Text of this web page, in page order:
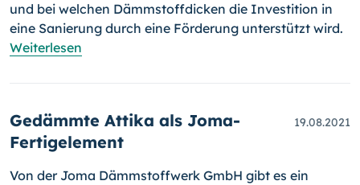
und bei welchen Dämmstoffdicken die Investition in
eine Sanierung durch eine Förderung unterstützt wird.
Weiterlesen
Gedämmte Attika als Joma-
Fertigelement
19.08.2021
Von der Joma Dämmstoffwerk GmbH gibt es ein